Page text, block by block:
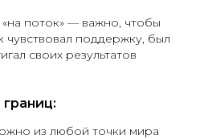
поток» — важно, чтобы
поддержку, был
своих результатов
из любой точки мира